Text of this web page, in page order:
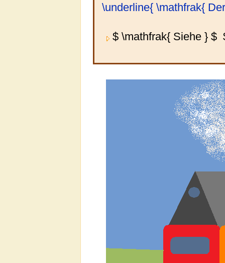
\underline{ \mathfrak{
$ \mathfrak{ Siehe } $